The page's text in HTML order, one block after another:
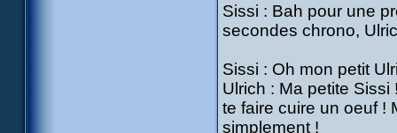
Sissi : Bah pour une
secondes chrono,
Sissi : Oh mon petit
Ulrich : Ma petite
te faire cuire un oeuf !
simplement !